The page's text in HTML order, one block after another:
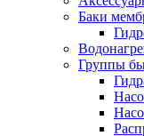
Баки
Группы